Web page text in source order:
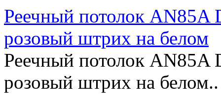
Реечный потолок AN85A
розовый штрих на белом
Реечный потолок AN85A
розовый штрих на белом..